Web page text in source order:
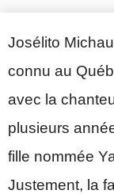
Josélito
connu au
avec la
plusieurs
fille nommée
Justement, la